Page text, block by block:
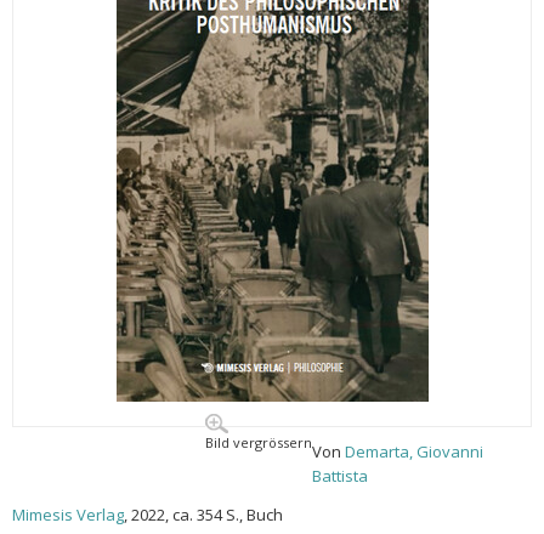
Bild vergrössernVon Demarta, Giovanni
Battista
Mimesis Verlag, 2022, ca. 354 S., Buch